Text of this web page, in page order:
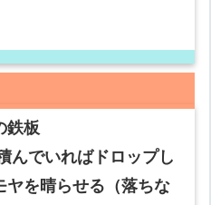
鉄板
んでいればドロップし
を晴らせる（落ちな